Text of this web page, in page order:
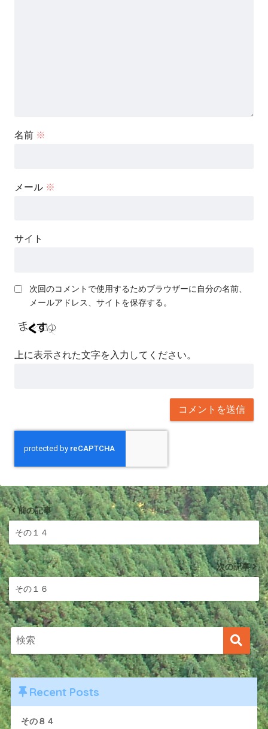
名前 ※
メール ※
サイト
次回のコメントで使用するためブラウザーに自分の名前、
メールアドレス、サイトを保存する。
上に表示された文字を入力してください。
前の記事
その１４
次の記事
その１６
Recent Posts
その８４